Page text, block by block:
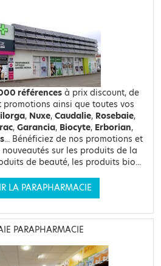
références à prix discount, de
promotions ainsi que toutes vos
, Nuxe, Caudalie, Rosebaie,
, Garancia, Biocyte, Erborian,
... Bénéficiez de nos promotions et
sur les produits de la
de beauté, les produits bio...
LA PARAPHARMACIE
PARAPHARMACIE